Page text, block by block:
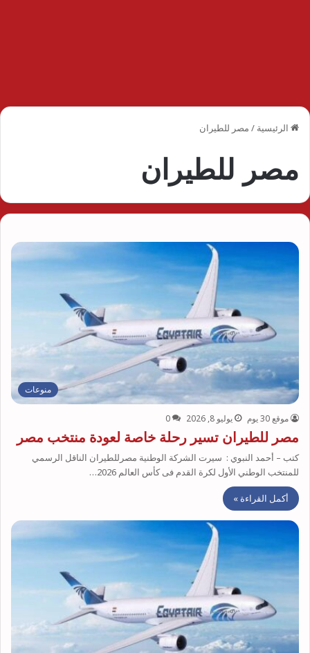
الرئيسية / مصر للطيران
مصر للطيران
منوعات
موقع 30 يوم يوليو 8, 2026 0
مصر للطيران تسير رحلة خاصة لعودة منتخب مصر
كتب – أحمد النبوي : سيرت الشركة الوطنية مصرللطيران الناقل الرسمي
للمنتخب الوطني الأول لكرة القدم فى كأس العالم 2026…
أكمل القراءة »